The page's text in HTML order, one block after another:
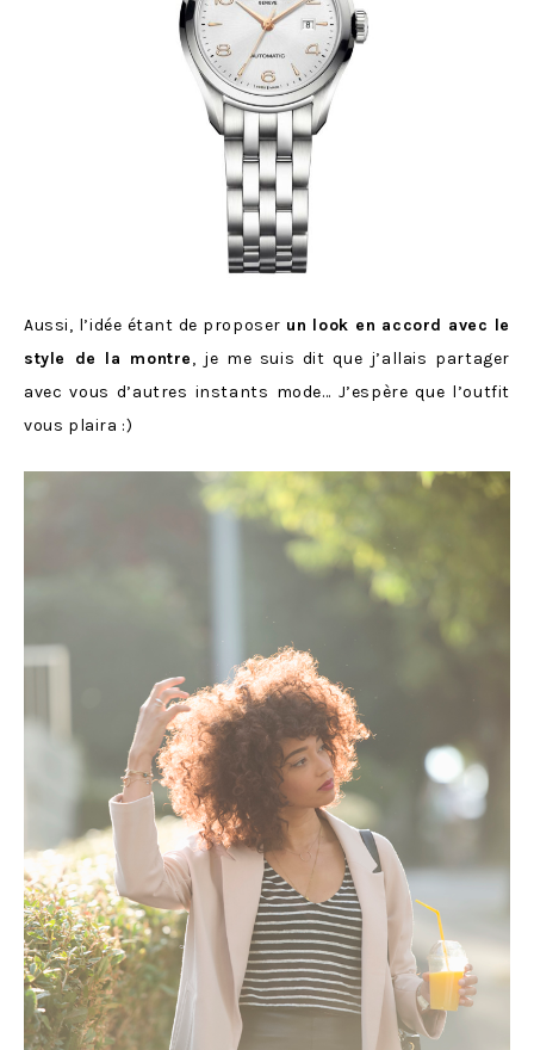
Aussi, l’idée étant de proposer un look en accord avec le
style de la montre, je me suis dit que j’allais partager
avec vous d’autres instants mode… J’espère que l’outfit
vous plaira :)